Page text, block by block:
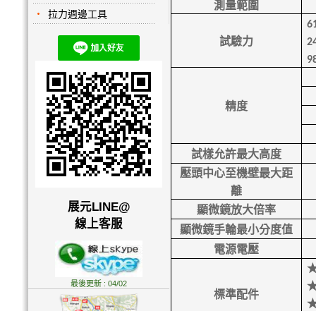
拉力週邊工具
展元LINE@
線上客服
最後更新 : 04/02
測量範圍
試驗力
精度
試樣允許最大高度
壓頭中心至機壁最大距
離
顯微鏡放大倍率
顯微鏡手輪最小分度值
電源電壓
標準配件
★
★
★